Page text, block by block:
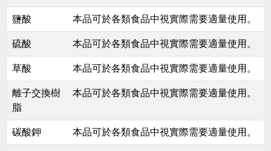
鹽酸 本品可於各類食品中視實際需要適量使用。
硫酸 本品可於各類食品中視實際需要適量使用。
草酸 本品可於各類食品中視實際需要適量使用。
離子交換樹
脂
本品可於各類食品中視實際需要適量使用。
碳酸鉀 本品可於各類食品中視實際需要適量使用。